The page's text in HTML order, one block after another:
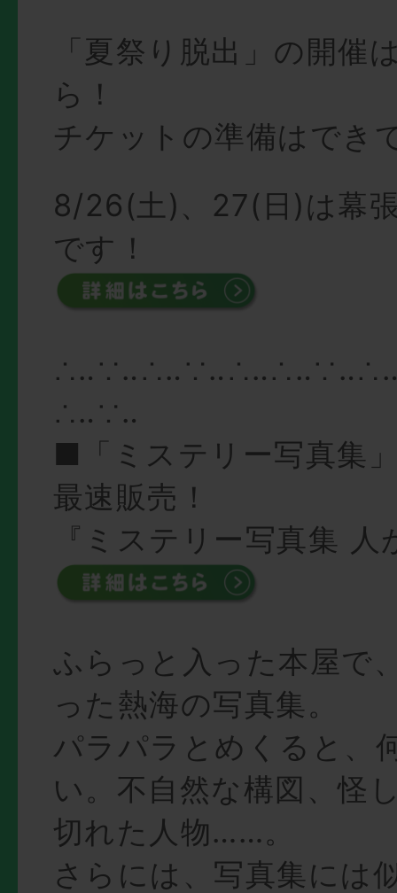
「夏祭り脱出」の開催
ら！
チケットの準備はでき
8/26(土)、27(日)は幕
です！
∴‥∵‥
■「ミステリー写真集
最速販売！
『ミステリー写真集
ふらっと入った本屋で
った熱海の写真集。
パラパラとめくると、
い。不自然な構図、怪
切れた人物……。
さらには、写真集には